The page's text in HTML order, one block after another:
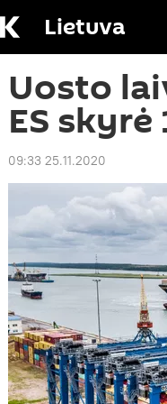
Lietuva
Uosto
ES skyrė
09:33 25.11.2020